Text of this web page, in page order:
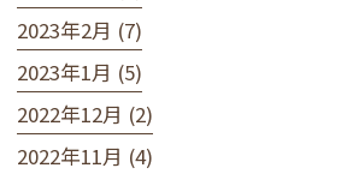
2023年2月 (7)
2023年1月 (5)
2022年12月 (2)
2022年11月 (4)